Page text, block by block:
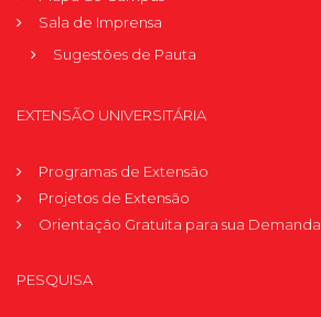
Sala de Imprensa
Sugestões de Pauta
EXTENSÃO UNIVERSITÁRIA
Programas de Extensão
Projetos de Extensão
Orientação Gratuita para sua Demanda
PESQUISA